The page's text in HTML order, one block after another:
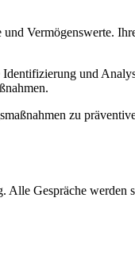
Vermögenswerte.
und
zu
Gespräche werden